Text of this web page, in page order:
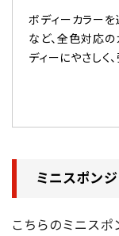
ボディーカラーを
など、全色対応の
ディーにやさしく
ミニスポンジ
こちらのミニス